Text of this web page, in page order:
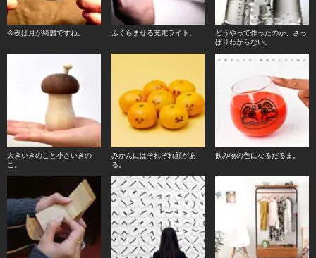
今夜は月が綺麗ですね。 ふくらませる充電ライト。
どうやって作ったのか、さっ
ぱりわからない。
大きいきのこと小さいきの
こ。
みかんにはそれぞれ顔があ
る。
飲み物の色になるだるま。